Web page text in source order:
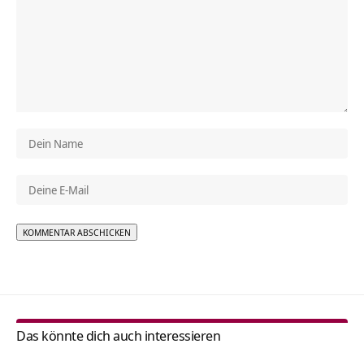
Das könnte dich auch interessieren